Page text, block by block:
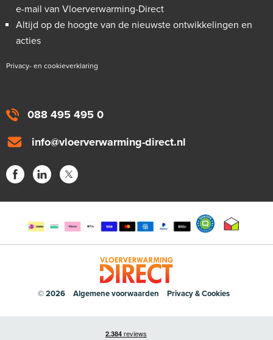
088 495 495 0
info@vloerverwarming-direct.nl
e-mail van Vloerverwarming-Direct
Altijd op de hoogte van de nieuwste ontwikkelingen en
acties
Privacy- en cookieverklaring
© 2026 Algemene voorwaarden Privacy & Cookies